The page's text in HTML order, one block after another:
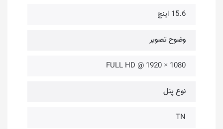
15.6 اینچ
وضوح تصویر
1080 × 1920 @ FULL HD
نوع پنل
TN